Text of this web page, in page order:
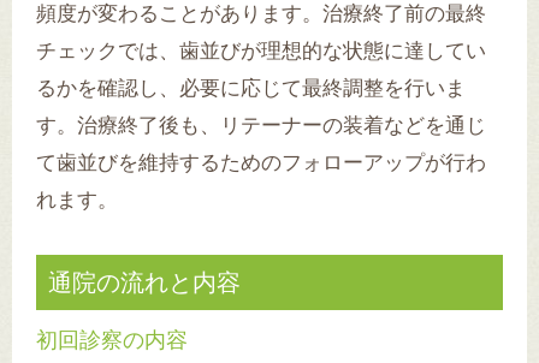
頻度が変わることがあります。治療終了前の最終
チェックでは、歯並びが理想的な状態に達してい
るかを確認し、必要に応じて最終調整を行いま
す。治療終了後も、リテーナーの装着などを通じ
て歯並びを維持するためのフォローアップが行わ
れます。
通院の流れと内容
初回診察の内容